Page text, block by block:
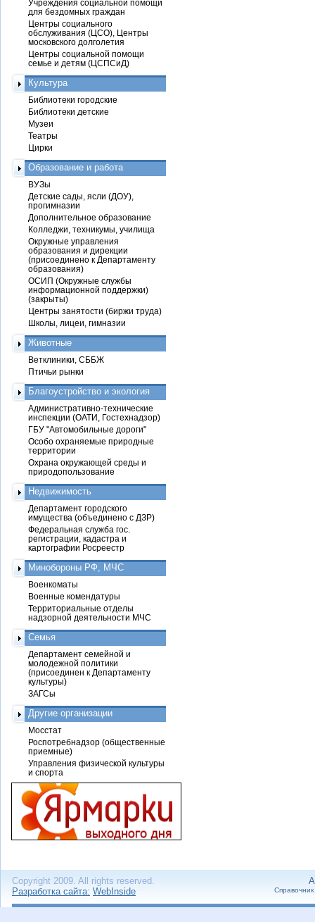
Учреждения социальной помощи
для бездомных граждан
Центры социального
обслуживания (ЦСО), Центры
московского долголетия
Центры социальной помощи
семье и детям (ЦСПСиД)
Культура
Библиотеки городские
Библиотеки детские
Музеи
Театры
Цирки
Образование и работа
ВУЗы
Детские сады, ясли (ДОУ),
прогимназии
Дополнительное образование
Колледжи, техникумы, училища
Окружные управления
образования и дирекции
(присоединено к Департаменту
образования)
ОСИП (Окружные службы
информационной поддержки)
(закрыты)
Центры занятости (биржи труда)
Школы, лицеи, гимназии
Животные
Ветклиники, СББЖ
Птичьи рынки
Благоустройство и экология
Административно-технические
инспекции (ОАТИ, Гостехнадзор)
ГБУ "Автомобильные дороги"
Особо охраняемые природные
территории
Охрана окружающей среды и
природопользование
Недвижимость
Департамент городского
имущества (объединено с ДЗР)
Федеральная служба гос.
регистрации, кадастра и
картографии Росреестр
Минобороны РФ, МЧС
Военкоматы
Военные комендатуры
Территориальные отделы
надзорной деятельности МЧС
Семья
Департамент семейной и
молодежной политики
(присоединен к Департаменту
культуры)
ЗАГСы
Другие организации
Мосстат
Роспотребнадзор (общественные
приемные)
Управления физической культуры
и спорта
Copyright 2009. All rights reserved.
Разработка сайта: WebInside